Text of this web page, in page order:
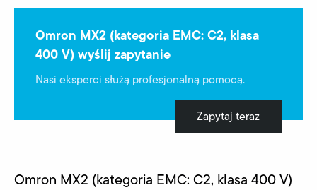
Omron MX2 (kategoria EMC: C2, klasa
400 V) wyślij zapytanie
Nasi eksperci służą profesjonalną pomocą.
Zapytaj teraz
Omron MX2 (kategoria EMC: C2, klasa 400 V)